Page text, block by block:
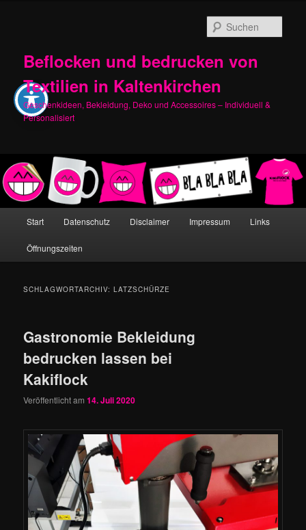
Beflocken und bedrucken von
Textilien in Kaltenkirchen
Geschenkideen, Bekleidung, Deko und Accessoires – Individuell &
Personalisiert
Start Datenschutz Disclaimer Impressum Links
Öffnungszeiten
SCHLAGWORTARCHIV:LATZSCHÜRZE
Gastronomie Bekleidung
bedrucken lassen bei
Kakiflock
Veröffentlicht am14. Juli 2020